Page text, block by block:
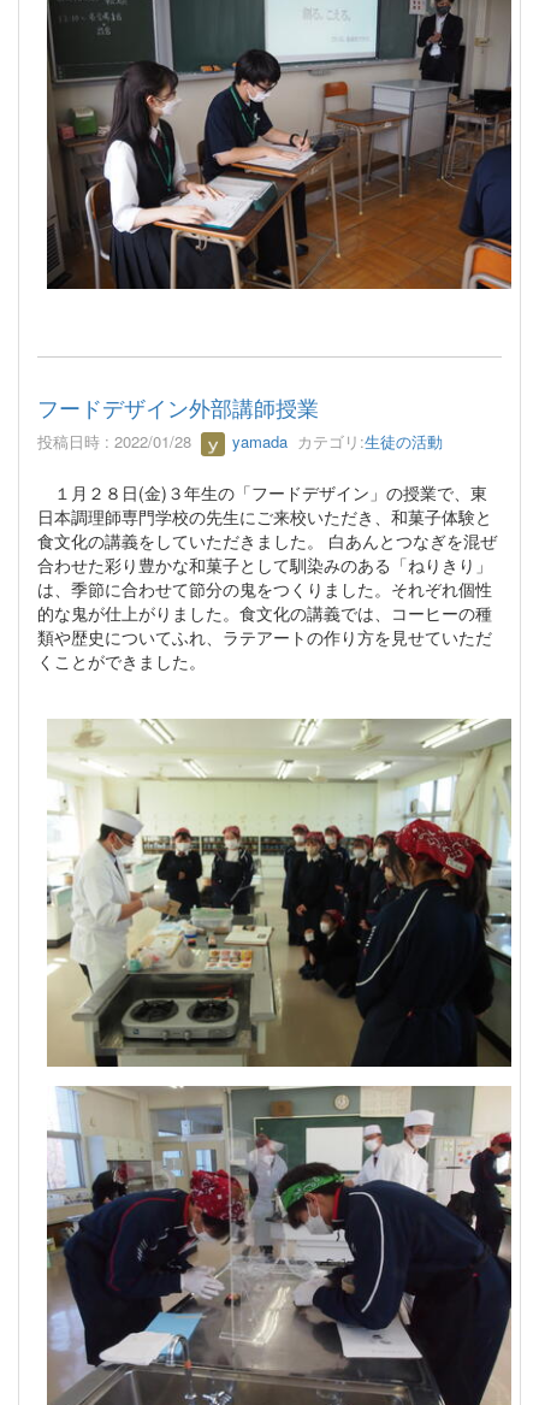
フードデザイン外部講師授業
投稿日時 : 2022/01/28 yamada カテゴリ:生徒の活動
１月２８日(金)３年生の「フードデザイン」の授業で、東
日本調理師専門学校の先生にご来校いただき、和菓子体験と
食文化の講義をしていただきました。 白あんとつなぎを混ぜ
合わせた彩り豊かな和菓子として馴染みのある「ねりきり」
は、季節に合わせて節分の鬼をつくりました。それぞれ個性
的な鬼が仕上がりました。食文化の講義では、コーヒーの種
類や歴史についてふれ、ラテアートの作り方を見せていただ
くことができました。